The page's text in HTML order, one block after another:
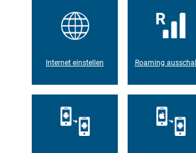
Internet einstellen Roaming